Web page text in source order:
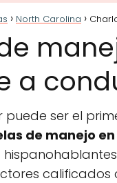
North Carolina
a
ser el
de manejo
calificados